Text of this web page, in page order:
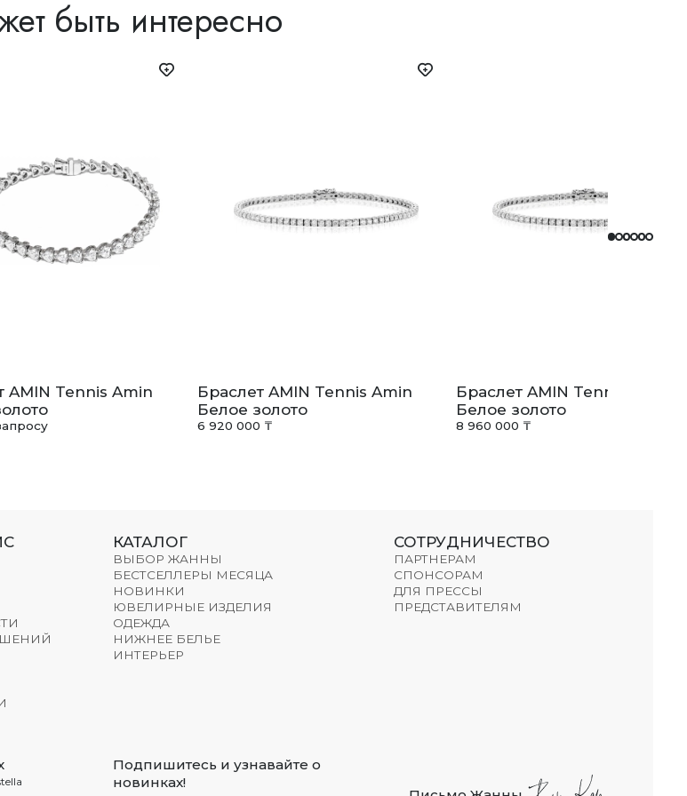
быть интересно
AMIN Tennis Amin
Браслет AMIN Tennis Amin
Белое золото
6 920 000 ₸
Браслет AMIN Tennis Amin
Белое золото
8 960 000 ₸
КАТАЛОГ
ВЫБОР ЖАННЫ
БЕСТСЕЛЛЕРЫ МЕСЯЦА
НОВИНКИ
ЮВЕЛИРНЫЕ ИЗДЕЛИЯ
ОДЕЖДА
НИЖНЕЕ БЕЛЬЕ
ИНТЕРЬЕР
СОТРУДНИЧЕСТВО
ПАРТНЕРАМ
СПОНСОРАМ
ДЛЯ ПРЕССЫ
ПРЕДСТАВИТЕЛЯМ
Подпишитесь и узнавайте о
новинках!